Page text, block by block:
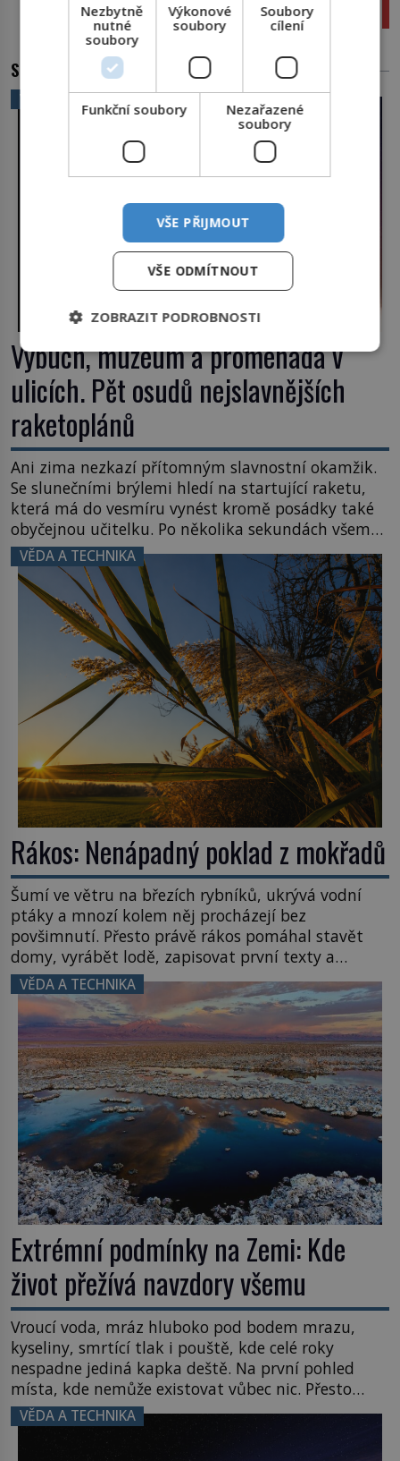
představení
SOUVISEJÍCÍ ČLÁNKY
VĚDA A TECHNIKA
Výbuch, muzeum a promenáda v
ulicích. Pět osudů nejslavnějších
raketoplánů
Ani zima nezkazí přítomným slavnostní okamžik.
Se slunečními brýlemi hledí na startující raketu,
která má do vesmíru vynést kromě posádky také
obyčejnou učitelku. Po několika sekundách všem
ztuhnou úsměvy, stroj totiž exploduje. Jejich
konstrukce není z levného kraje, daňové
poplatníky stojí miliardy dolarů. Na druhou stranu
zvládnou jen představitelné věci. Na malé kousky
Název: Columbia První […]
VĚDA A TECHNIKA
Rákos: Nenápadný poklad z mokřadů
Šumí ve větru na březích rybníků, ukrývá vodní
ptáky a mnozí kolem něj procházejí bez
povšimnutí. Přesto právě rákos pomáhal stavět
domy, vyrábět lodě, zapisovat první texty a
inspiroval řadu pověstí. Tato skromná, ale
užitečná rostlina provází člověka už tisíce let.
Většina lidí vnímá rákos jen jako obyčejnou kulisu
letního koupání. Stačí se však podívat […]
VĚDA A TECHNIKA
Extrémní podmínky na Zemi: Kde
život přežívá navzdory všemu
Vroucí voda, mráz hluboko pod bodem mrazu,
kyseliny, smrtící tlak i pouště, kde celé roky
nespadne jediná kapka deště. Na první pohled
místa, kde nemůže existovat vůbec nic. Přesto
právě tady vědci objevují organismy, které
posouvají hranice života. Každý nový nález mění
naše představy o tom, co všechno dokáže příroda a
VĚDA A TECHNIKA
Nezbytně
nutné
soubory
Výkonové
soubory
Soubory
cílení
Funkční soubory
Nezařazené
soubory
VŠE PŘIJMOUT
VŠE ODMÍTNOUT
ZOBRAZIT PODROBNOSTI